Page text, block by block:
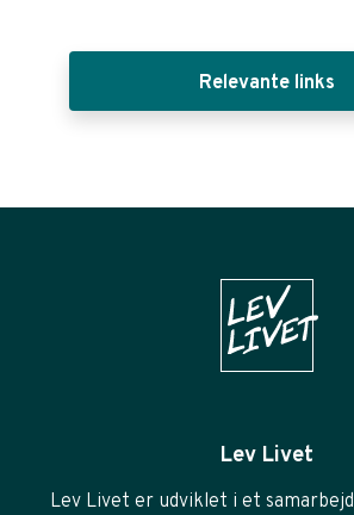
Relevante links
Lev Livet
Lev Livet er udviklet i et